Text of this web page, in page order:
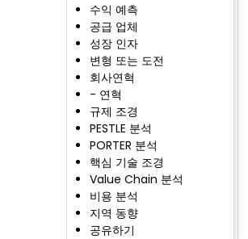
수익 예측
공급 업체
성장 인자
변형 또는 도전
회사연혁
- 연혁
규제 조경
PESTLE 분석
PORTER 분석
핵심 기술 조경
Value Chain 분석
비용 분석
지역 동향
공유하기